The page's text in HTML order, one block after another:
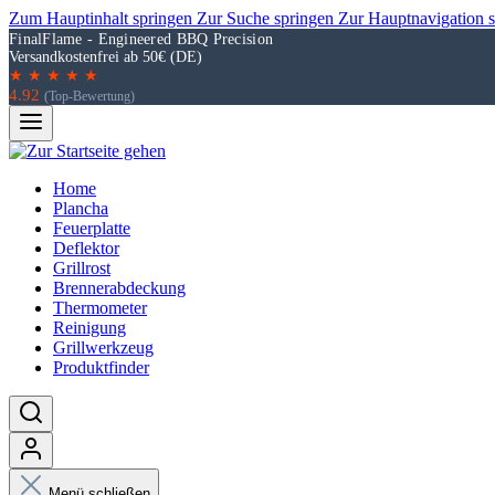
Zum Hauptinhalt springen Zur Suche springen Zur Hauptnavigation
FinalFlame - Engineered BBQ Precision
Versandkostenfrei ab 50€ (DE)
★ ★ ★ ★ ★
4.92 (Top-Bewertung)
Home
Plancha
Feuerplatte
Deflektor
Grillrost
Brennerabdeckung
Thermometer
Reinigung
Grillwerkzeug
Produktfinder